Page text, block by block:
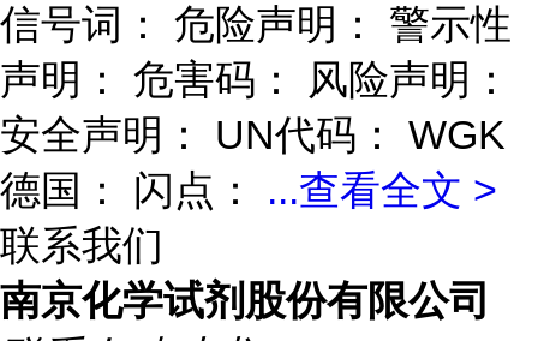
信号词： 危险声明： 警示性
声明： 危害码： 风险声明：
安全声明： UN代码： WGK
德国： 闪点： ...查看全文 >
联系我们
南京化学试剂股份有限公司